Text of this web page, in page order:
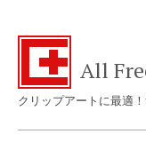
All
クリップアートに最適